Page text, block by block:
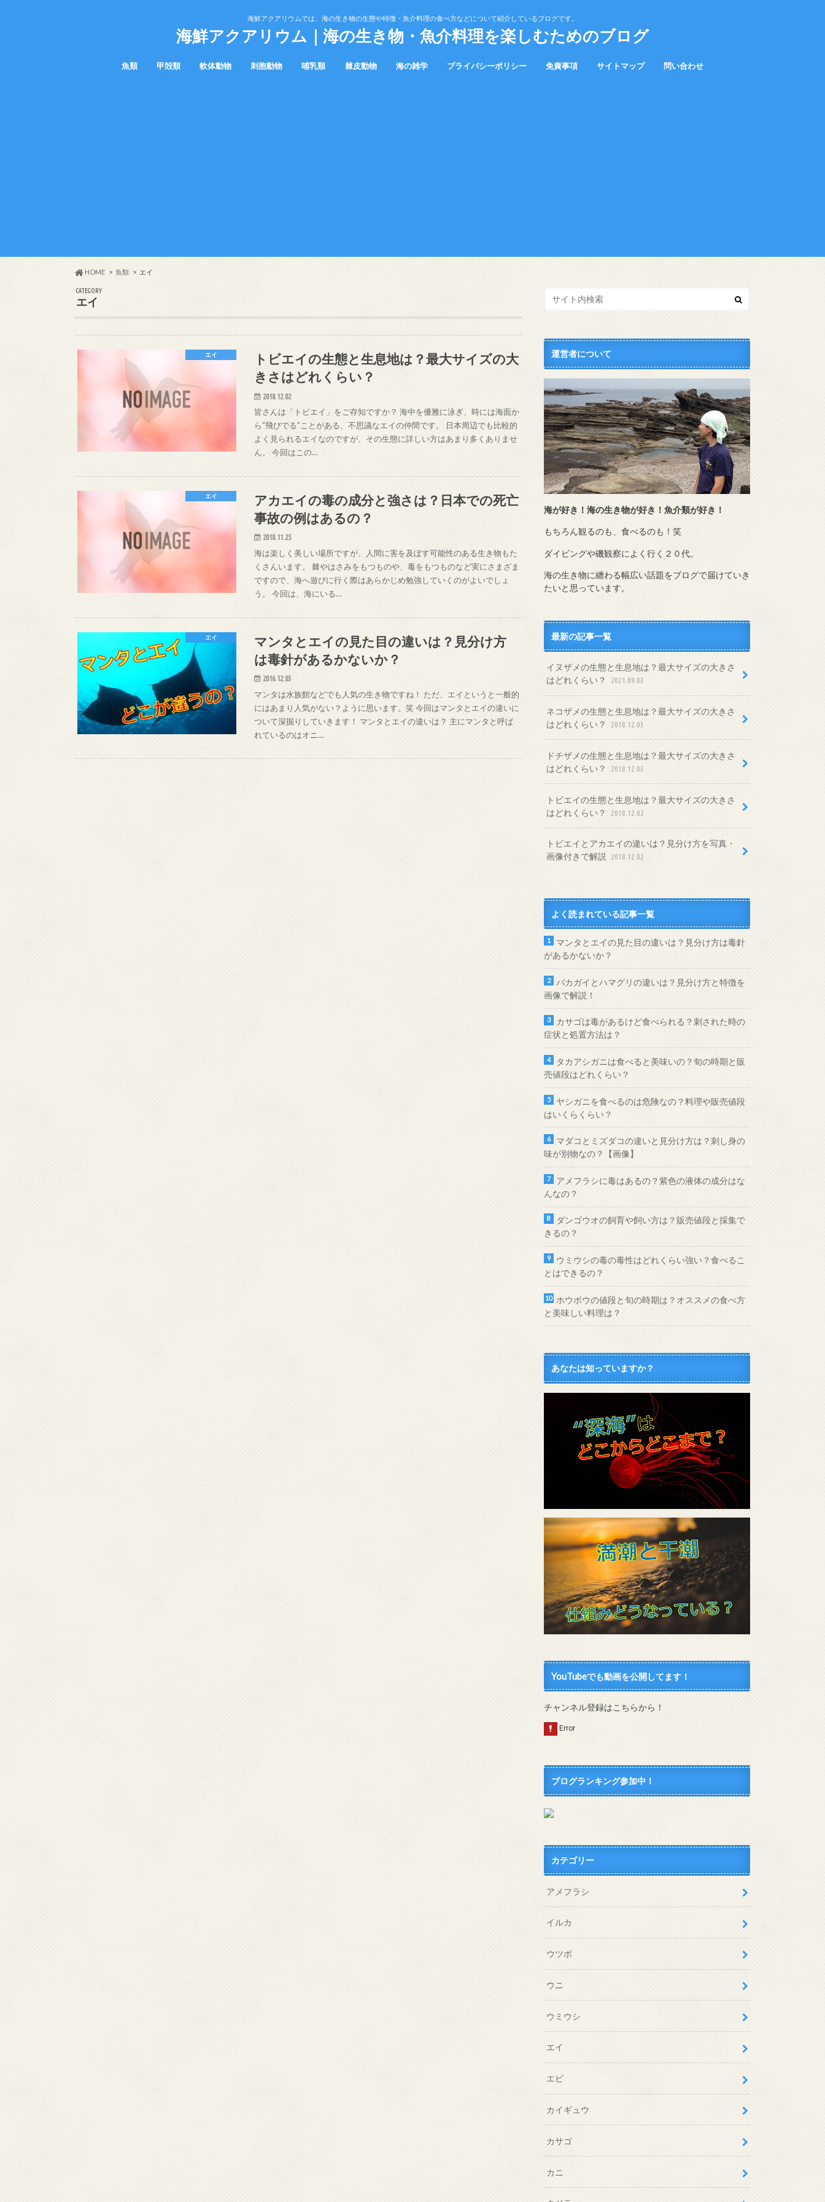
海鮮アクアリウムでは、海の生き物の生態や特徴・魚介料理の食べ方などについて紹介しているブログです。
海鮮アクアリウム｜海の生き物・魚介料理を楽しむためのブログ
魚類 甲殻類 軟体動物 刺胞動物 哺乳類 棘皮動物 海の雑学 プライバシーポリシー 免責事項 サイトマップ 問い合わせ
HOME 魚類 エイ
CATEGORY
エイ
エイ
トビエイの生態と生息地は？最大サイズの大
きさはどれくらい？
2018.12.02
皆さんは「トビエイ」をご存知ですか？ 海中を優雅に泳ぎ、時には海面か
ら“飛びでる”ことがある、不思議なエイの仲間です。 日本周辺でも比較的
よく見られるエイなのですが、その生態に詳しい方はあまり多くありませ
ん。 今回はこの…
エイ
アカエイの毒の成分と強さは？日本での死亡
事故の例はあるの？
2018.11.25
海は楽しく美しい場所ですが、人間に害を及ぼす可能性のある生き物もた
くさんいます。 棘やはさみをもつものや、毒をもつものなど実にさまざま
ですので、海へ遊びに行く際はあらかじめ勉強していくのがよいでしょ
う。 今回は、海にいる…
エイ
マンタとエイの見た目の違いは？見分け方
は毒針があるかないか？
2016.12.03
マンタは水族館などでも人気の生き物ですね！ ただ、エイというと一般的
にはあまり人気がない？ように思います。笑 今回はマンタとエイの違いに
ついて深掘りしていきます！ マンタとエイの違いは？ 主にマンタと呼ば
れているのはオニ…
運営者について
海が好き！海の生き物が好き！魚介類が好き！
もちろん観るのも、食べるのも！笑
ダイビングや磯観察によく行く２０代。
海の生き物に纏わる幅広い話題をブログで届けていき
たいと思っています。
最新の記事一覧
イヌザメの生態と生息地は？最大サイズの大きさ
はどれくらい？
2021.09.03
ネコザメの生態と生息地は？最大サイズの大きさ
はどれくらい？
2018.12.03
ドチザメの生態と生息地は？最大サイズの大きさ
はどれくらい？
2018.12.03
トビエイの生態と生息地は？最大サイズの大きさ
はどれくらい？
2018.12.02
トビエイとアカエイの違いは？見分け方を写真・
画像付きで解説
2018.12.02
よく読まれている記事一覧
マンタとエイの見た目の違いは？見分け方は毒針
があるかないか？
バカガイとハマグリの違いは？見分け方と特徴を
画像で解説！
カサゴは毒があるけど食べられる？刺された時の
症状と処置方法は？
タカアシガニは食べると美味いの？旬の時期と販
売値段はどれくらい？
ヤシガニを食べるのは危険なの？料理や販売値段
はいくらくらい？
マダコとミズダコの違いと見分け方は？刺し身の
味が別物なの？【画像】
アメフラシに毒はあるの？紫色の液体の成分はな
んなの？
ダンゴウオの飼育や飼い方は？販売値段と採集で
きるの？
ウミウシの毒の毒性はどれくらい強い？食べるこ
とはできるの？
ホウボウの値段と旬の時期は？オススメの食べ方
と美味しい料理は？
あなたは知っていますか？
YouTubeでも動画を公開してます！
チャンネル登録はこちらから！
ブログランキング参加中！
カテゴリー
アメフラシ
イルカ
ウツボ
ウニ
ウミウシ
エイ
エビ
カイギュウ
カサゴ
カニ